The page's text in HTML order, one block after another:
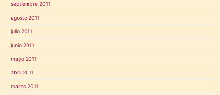
septiembre 2011
agosto 2011
julio 2011
junio 2011
mayo 2011
abril 2011
marzo 2011